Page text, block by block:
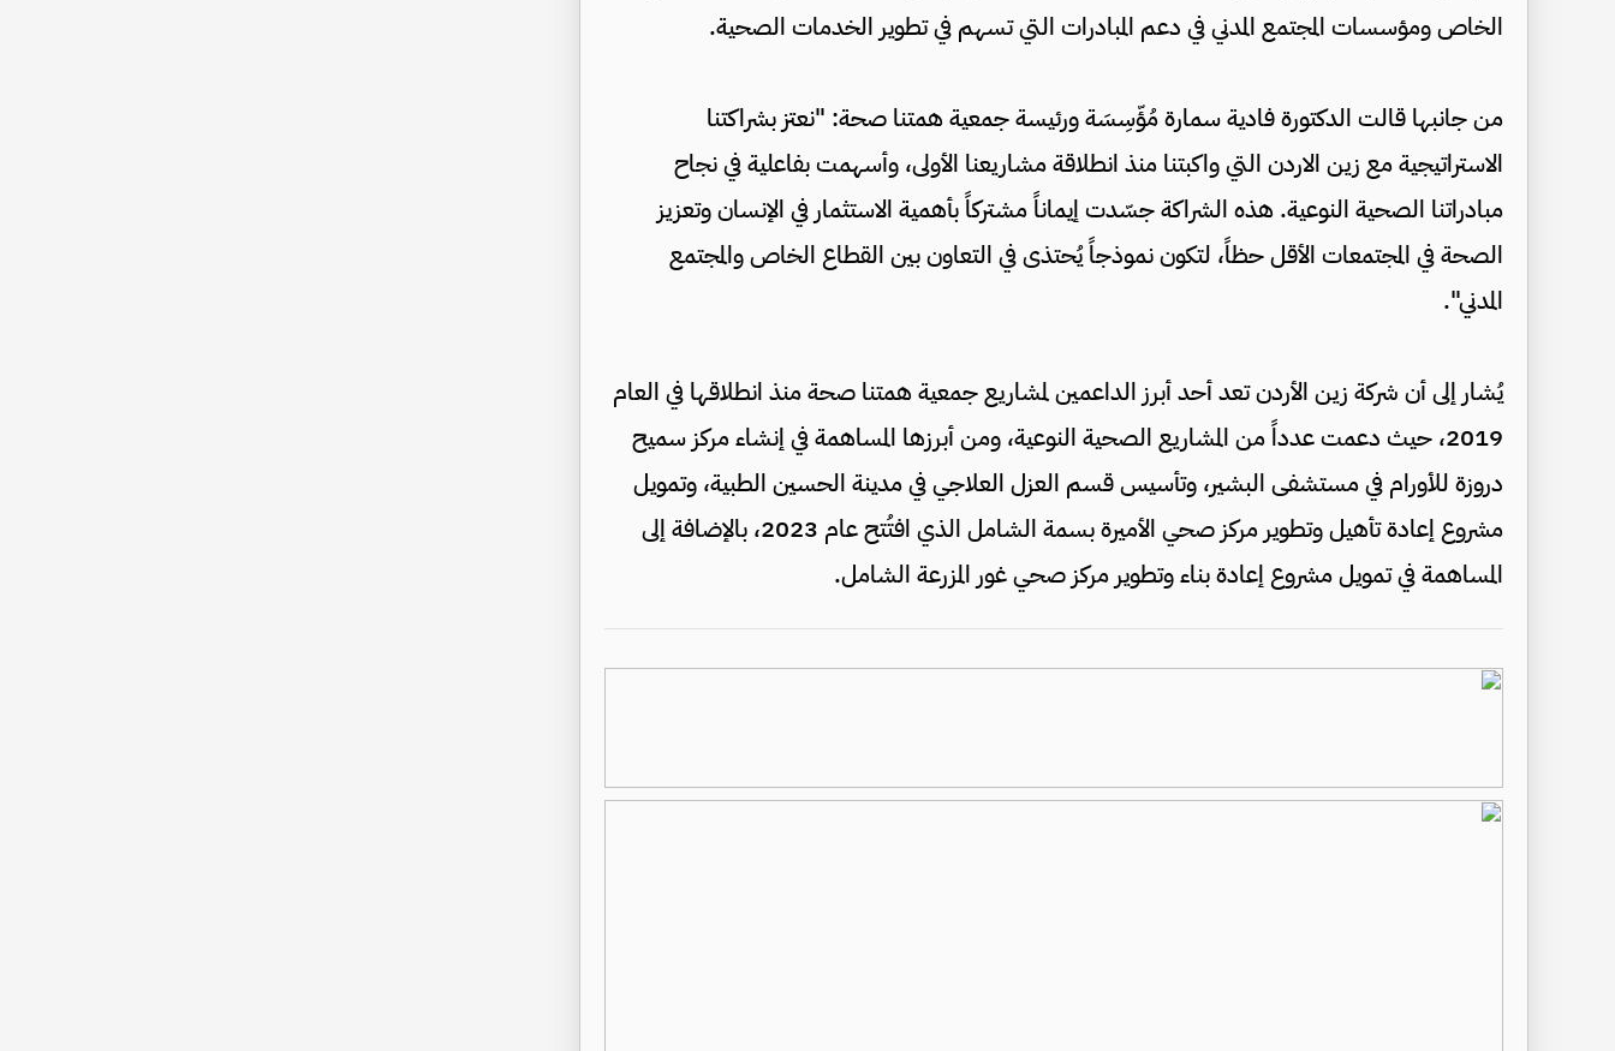
الخاص ومؤسسات المجتمع المدني في دعم المبادرات التي تسهم في تطوير الخدمات الصحية.
من جانبها قالت الدكتورة فادية سمارة مُؤّسِسَة ورئيسة جمعية همتنا صحة: "نعتز بشراكتنا
الاستراتيجية مع زين الاردن التي واكبتنا منذ انطلاقة مشاريعنا الأولى، وأسهمت بفاعلية في نجاح
مبادراتنا الصحية النوعية. هذه الشراكة جسّدت إيماناً مشتركاً بأهمية الاستثمار في الإنسان وتعزيز
الصحة في المجتمعات الأقل حظاً، لتكون نموذجاً يُحتذى في التعاون بين القطاع الخاص والمجتمع
المدني".
يُشار إلى أن شركة زين الأردن تعد أحد أبرز الداعمين لمشاريع جمعية همتنا صحة منذ انطلاقها في العام
2019، حيث دعمت عدداً من المشاريع الصحية النوعية، ومن أبرزها المساهمة في إنشاء مركز سميح
دروزة للأورام في مستشفى البشير، وتأسيس قسم العزل العلاجي في مدينة الحسين الطبية، وتمويل
مشروع إعادة تأهيل وتطوير مركز صحي الأميرة بسمة الشامل الذي افتُتح عام 2023، بالإضافة إلى
المساهمة في تمويل مشروع إعادة بناء وتطوير مركز صحي غور المزرعة الشامل.